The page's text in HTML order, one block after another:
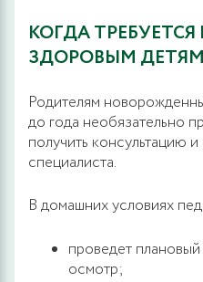
КОГДА
ЗДОРОВЫМ ДЕТЯМ
Родителям
до года необязательно
получить консультацию
специалиста.
В домашних условиях
проведет
осмотр;